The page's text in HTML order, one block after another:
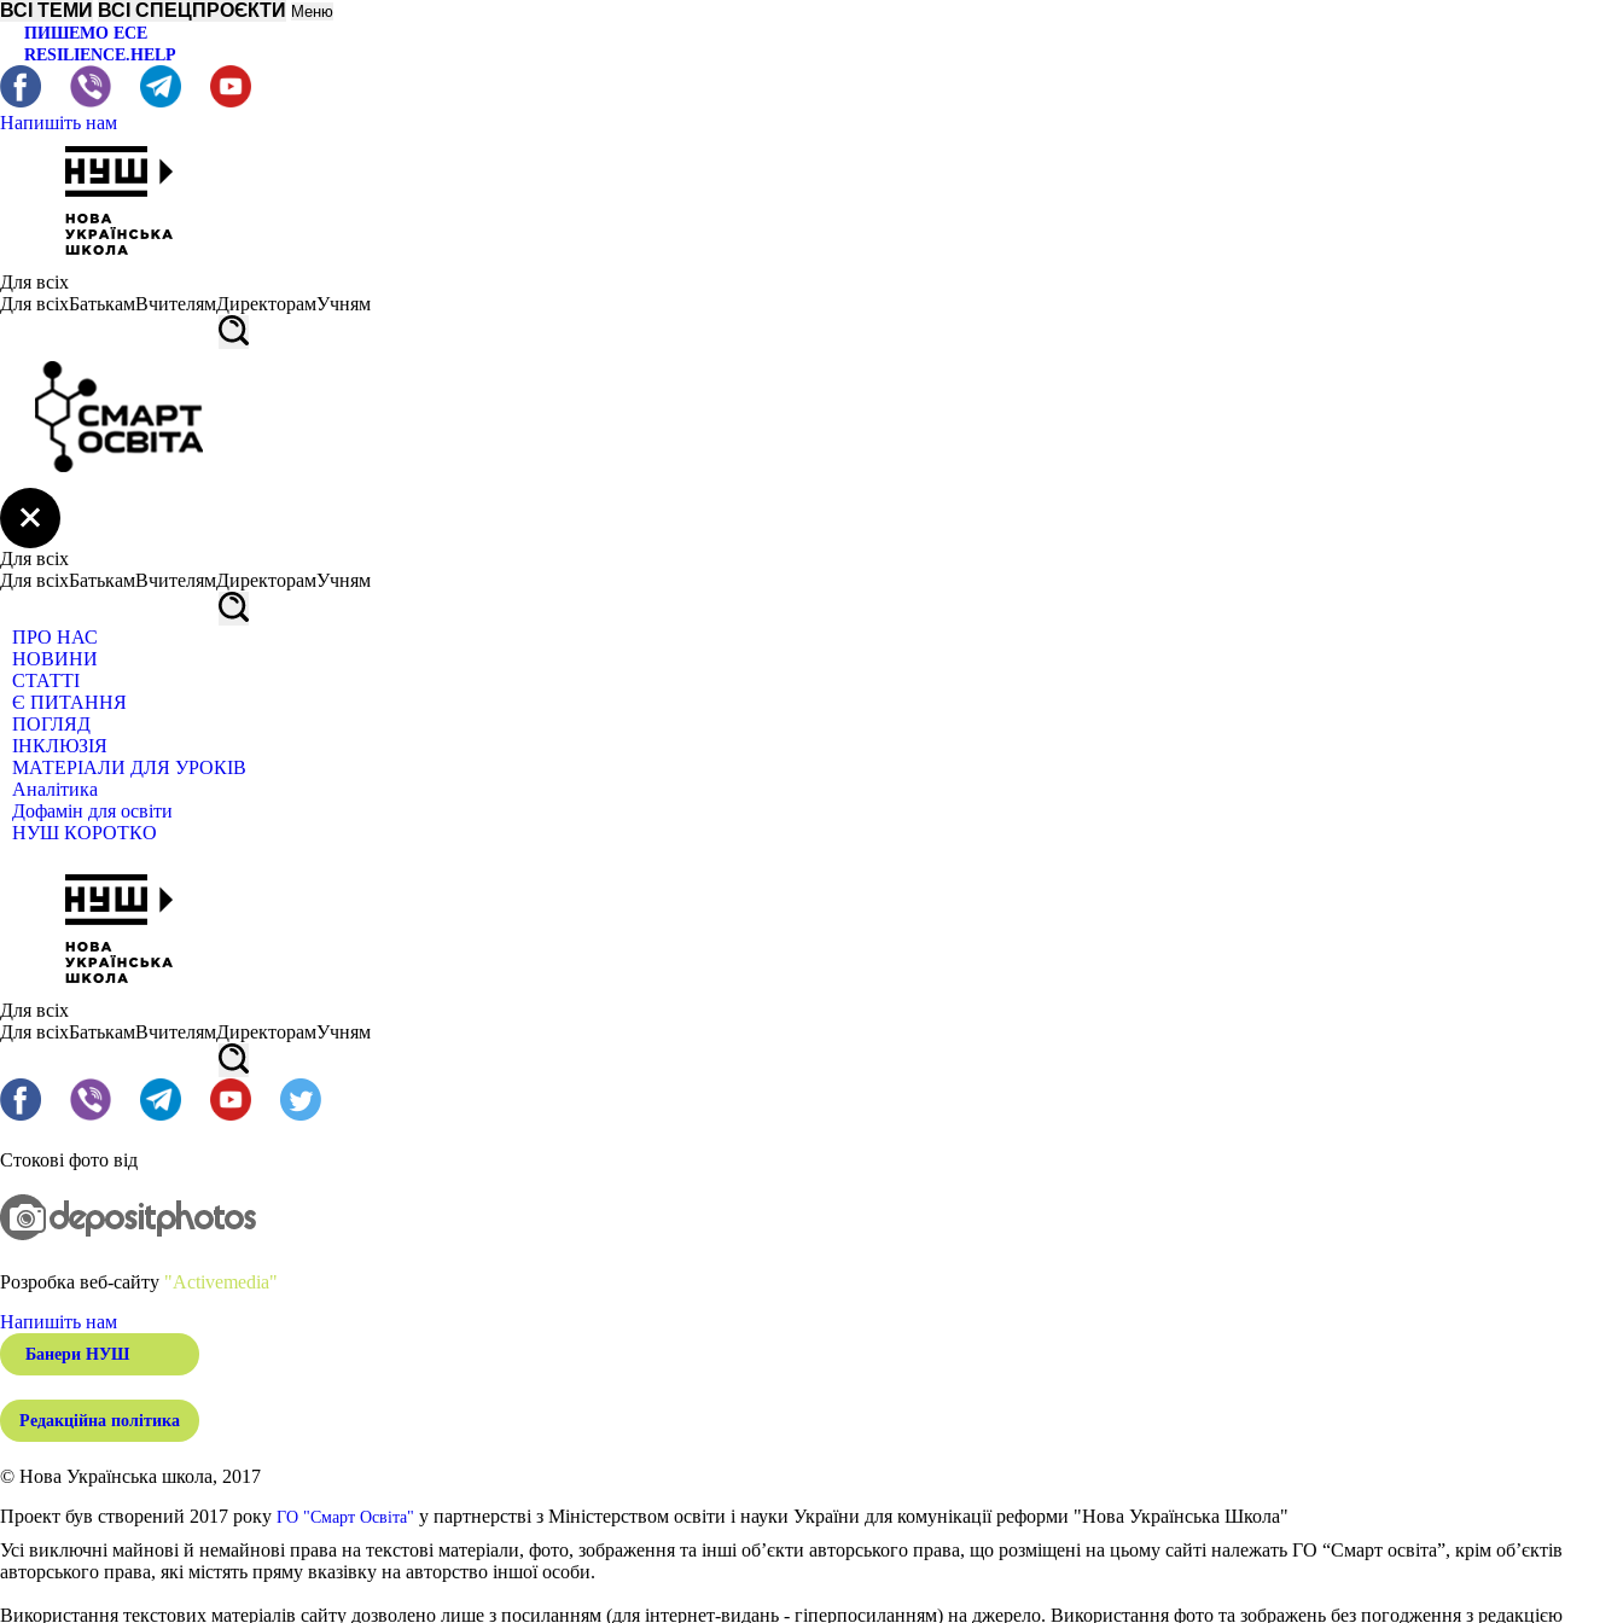
ВСІ ТЕМИ ВСІ СПЕЦПРОЄКТИ Меню
ПИШЕМО ЕСЕ
RESILIENCE.HELP
Напишіть нам
Для всіх
Для всіхБатькамВчителямДиректорамУчням
Для всіх
Для всіхБатькамВчителямДиректорамУчням
ПРО НАС
НОВИНИ
СТАТТІ
Є ПИТАННЯ
ПОГЛЯД
ІНКЛЮЗІЯ
МАТЕРІАЛИ ДЛЯ УРОКІВ
Аналітика
Дофамін для освіти
НУШ КОРОТКО
Для всіх
Для всіхБатькамВчителямДиректорамУчням
Стокові фото від
Розробка веб-сайту "Activemedia"
Напишіть нам
Банери НУШ
Редакційна політика
© Нова Українська школа, 2017
Проект був створений 2017 року ГО "Смарт Освіта" у партнерстві з Міністерством освіти і науки України для комунікації реформи "Нова Українська Школа"
Усі виключні майнові й немайнові права на текстові матеріали, фото, зображення та інші об’єкти авторського права, що розміщені на цьому сайті належать ГО “Смарт освіта”, крім об’єктів
авторського права, які містять пряму вказівку на авторство іншої особи.
Використання текстових матеріалів сайту дозволено лише з посиланням (для інтернет-видань - гіперпосиланням) на джерело. Використання фото та зображень без погодження з редакцією